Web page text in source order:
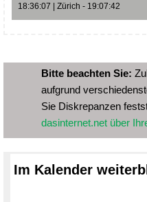
18:36:07 | Zürich - 19:07:42
Bitte beachten Sie:
aufgrund
Sie Diskrepanzen
dasinternet.net über
Im Kalender